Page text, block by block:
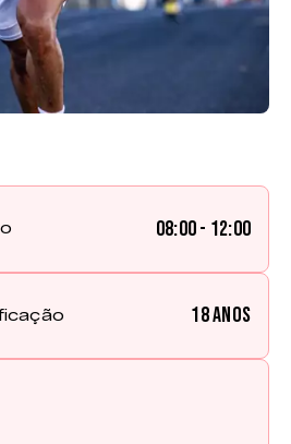
08:00 - 12:00
18 anos